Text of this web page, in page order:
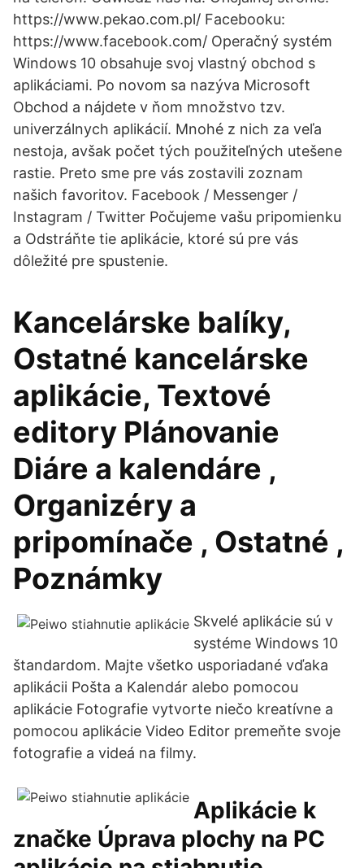
https://www.pekao.com.pl/ Facebooku:
https://www.facebook.com/ Operačný systém
Windows 10 obsahuje svoj vlastný obchod s
aplikáciami. Po novom sa nazýva Microsoft
Obchod a nájdete v ňom množstvo tzv.
univerzálnych aplikácií. Mnohé z nich za veľa
nestoja, avšak počet tých použiteľných utešene
rastie. Preto sme pre vás zostavili zoznam
našich favoritov. Facebook / Messenger /
Instagram / Twitter Počujeme vašu pripomienku
a Odstráňte tie aplikácie, ktoré sú pre vás
dôležité pre spustenie.
Kancelárske balíky,
Ostatné kancelárske
aplikácie, Textové
editory Plánovanie
Diáre a kalendáre ,
Organizéry a
pripomínače , Ostatné ,
Poznámky
Skvelé aplikácie sú v
systéme Windows 10
štandardom. Majte všetko usporiadané vďaka
aplikácii Pošta a Kalendár alebo pomocou
aplikácie Fotografie vytvorte niečo kreatívne a
pomocou aplikácie Video Editor premeňte svoje
fotografie a videá na filmy.
Aplikácie k
značke Úprava plochy na PC